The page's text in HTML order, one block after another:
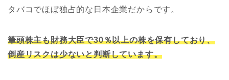
タバコでほぼ独占的な日本企業だからです。
筆頭株主も財務大臣で30％以上の株を保有しており、
倒産リスクは少ないと判断しています。